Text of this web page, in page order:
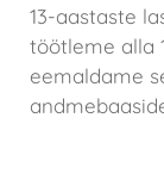
13-aastaste
töötleme alla
eemaldame